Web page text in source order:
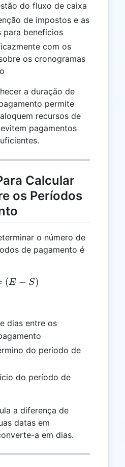
do fluxo de caixa
de impostos e as
para benefícios
com os
os cronogramas
a duração de
permite
recursos de
pagamentos
Calcular
os Períodos
o número de
de pagamento é
D = (E - S)
(E − S)
dias entre os
do período de
do período de
a diferença de
datas em
a em dias.